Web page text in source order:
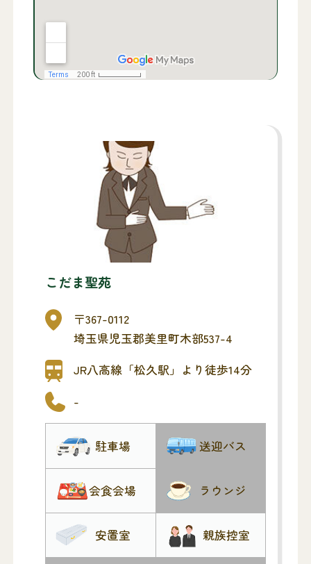
こだま聖苑
〒367-0112
埼玉県児玉郡美里町木部537-4
JR八高線「松久駅」より徒歩14分
-
駐車場 送迎バス
会食会場 ラウンジ
安置室 親族控室